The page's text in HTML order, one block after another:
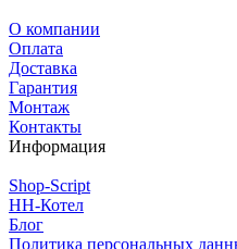
О компании
Оплата
Доставка
Гарантия
Монтаж
Контакты
Информация
Shop-Script
НН-Котел
Блог
Политика персональных